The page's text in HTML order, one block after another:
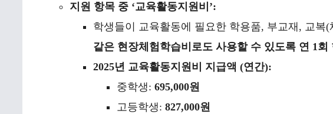
지원 항목 중 ‘교육활동지원비’:
학생들이 교육활동에 필요한 학용품, 부교재, 교복
같은 현장체험학습비로도 사용할 수 있도록 연 1회
2025년 교육활동지원비 지급액 (연간):
중학생: 695,000원
고등학생: 827,000원